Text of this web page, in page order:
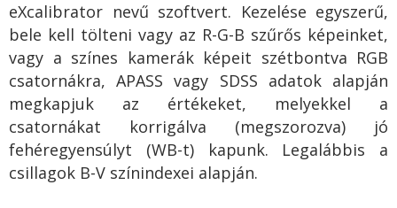
eXcalibrator nevű szoftvert. Kezelése egyszerű,
bele kell tölteni vagy az R-G-B szűrős képeinket,
vagy a színes kamerák képeit szétbontva RGB
csatornákra, APASS vagy SDSS adatok alapján
megkapjuk az értékeket, melyekkel a
csatornákat korrigálva (megszorozva) jó
fehéregyensúlyt (WB-t) kapunk. Legalábbis a
csillagok B-V színindexei alapján.